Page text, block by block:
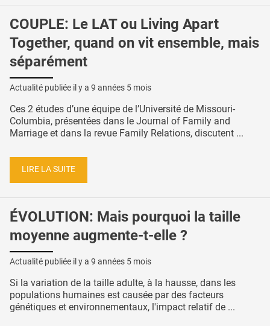
COUPLE: Le LAT ou Living Apart
Together, quand on vit ensemble, mais
séparément
Actualité publiée il y a 9 années 5 mois
Ces 2 études d’une équipe de l’Université de Missouri-
Columbia, présentées dans le Journal of Family and
Marriage et dans la revue Family Relations, discutent ...
LIRE LA SUITE
ÉVOLUTION: Mais pourquoi la taille
moyenne augmente-t-elle ?
Actualité publiée il y a 9 années 5 mois
Si la variation de la taille adulte, à la hausse, dans les
populations humaines est causée par des facteurs
génétiques et environnementaux, l'impact relatif de ...